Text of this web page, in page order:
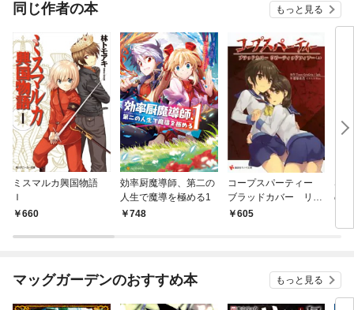
同じ作者の本 もっと見る
ミスマルカ興国物語
Ｉ
660
効率厨魔導師、第二の
人生で魔導を極める1
748
コープスパーティー
ブラッドカバー リピ
ーティッドフィアー
605
の
マッグガーデンのおすすめ本 もっと見る